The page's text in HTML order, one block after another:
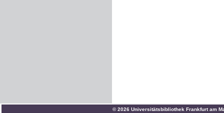
© 2026 Universitätsbibliothek Frankfurt am